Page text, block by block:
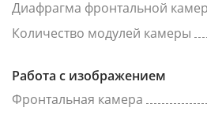
Диафрагма фронтальной
Количество модулей камеры
Работа с изображением
Фронтальная камера